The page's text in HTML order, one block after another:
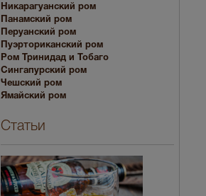
Никарагуанский ром
Панамский ром
Перуанский ром
Пуэрториканский ром
Ром Тринидад и Тобаго
Сингапурский ром
Чешский ром
Ямайский ром
Статьи